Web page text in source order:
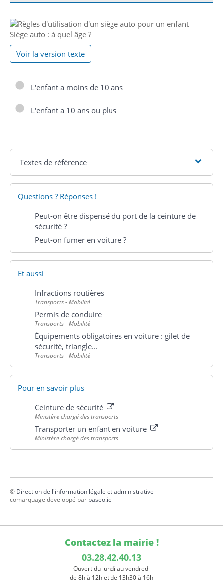
Siège auto : à quel âge ?
Voir la version texte
L'enfant a moins de 10 ans
L'enfant a 10 ans ou plus
Textes de référence
Questions ? Réponses !
Peut-on être dispensé du port de la ceinture de
sécurité ?
Peut-on fumer en voiture ?
Et aussi
Infractions routières
Transports - Mobilité
Permis de conduire
Transports - Mobilité
Équipements obligatoires en voiture : gilet de
sécurité, triangle...
Transports - Mobilité
Pour en savoir plus
Ceinture de sécurité
Ministère chargé des transports
Transporter un enfant en voiture
Ministère chargé des transports
© Direction de l'information légale et administrative
comarquage developpé par baseo.io
Contactez la mairie !
03.28.42.40.13
Ouvert du lundi au vendredi
de 8h à 12h et de 13h30 à 16h